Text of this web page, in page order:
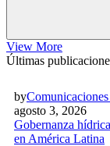
View More
Últimas
by
agosto 3, 2026
Gobernanza
en América Latina